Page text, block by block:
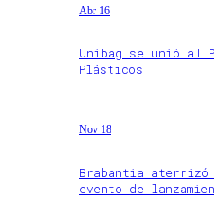
Abr 16
Unibag se unió al
Plásticos
Nov 18
Brabantia aterrizó
evento de